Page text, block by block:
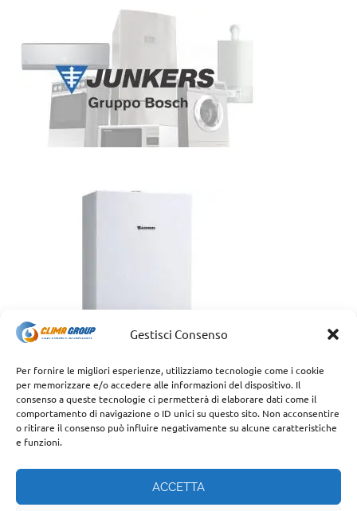
Gestisci Consenso
Per fornire le migliori esperienze, utilizziamo tecnologie come i cookie
per memorizzare e/o accedere alle informazioni del dispositivo. Il
consenso a queste tecnologie ci permetterà di elaborare dati come il
comportamento di navigazione o ID unici su questo sito. Non acconsentire
o ritirare il consenso può influire negativamente su alcune caratteristiche
e funzioni.
ACCETTA